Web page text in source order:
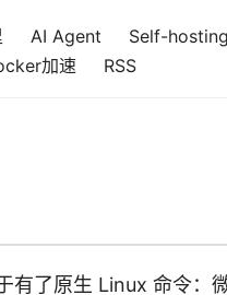
AI Agent Self-hosting
加速 RSS
有了原生 Linux 命令：